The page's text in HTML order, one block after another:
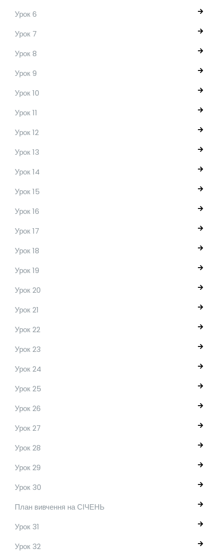
Урок 6
Урок 7
Урок 8
Урок 9
Урок 10
Урок 11
Урок 12
Урок 13
Урок 14
Урок 15
Урок 16
Урок 17
Урок 18
Урок 19
Урок 20
Урок 21
Урок 22
Урок 23
Урок 24
Урок 25
Урок 26
Урок 27
Урок 28
Урок 29
Урок 30
План вивчення на СІЧЕНЬ
Урок 31
Урок 32